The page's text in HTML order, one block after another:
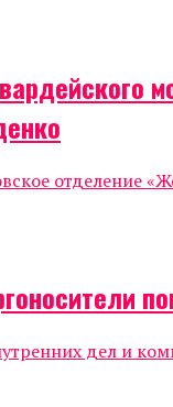
отделение
дел и